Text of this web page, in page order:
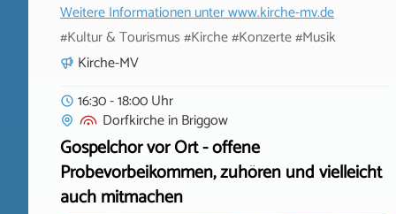
Weitere Informationen unterwww.kirche-mv.de
#Kultur & Tourismus #Kirche #Konzerte #Musik
Kirche-MV
16:30 - 18:00 Uhr
DorfkircheinBriggow
Gospelchor vor Ort - offene
Probevorbeikommen, zuhören und vielleicht
auch mitmachen